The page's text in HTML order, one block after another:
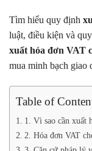
Tìm hiểu quy định
luật, điều kiện và
xuất hóa đơn VAT
mua minh bạch giao
Table of
1. Vì sao cần xuất
2. Hóa đơn VAT